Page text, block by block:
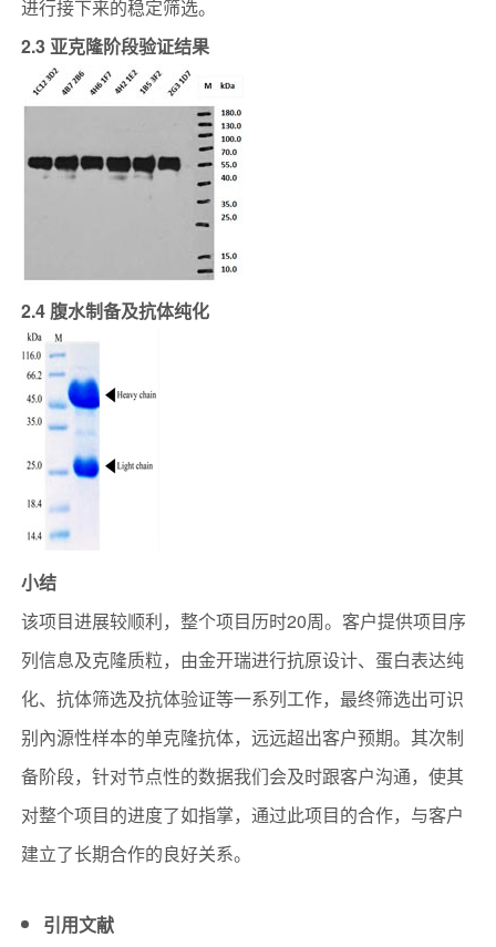
进行接下来的稳定筛选。
2.3 亚克隆阶段验证结果
2.4 腹水制备及抗体纯化
小结
该项目进展较顺利，整个项目历时20周。客户提供项目序
列信息及克隆质粒，由金开瑞进行抗原设计、蛋白表达纯
化、抗体筛选及抗体验证等一系列工作，最终筛选出可识
别內源性样本的单克隆抗体，远远超出客户预期。其次制
备阶段，针对节点性的数据我们会及时跟客户沟通，使其
对整个项目的进度了如指掌，通过此项目的合作，与客户
建立了长期合作的良好关系。
引用文献